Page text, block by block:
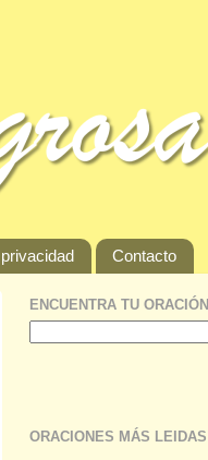
Contacto
ENCUENTRA TU ORACIÓN
ORACIONES MÁS LEIDAS